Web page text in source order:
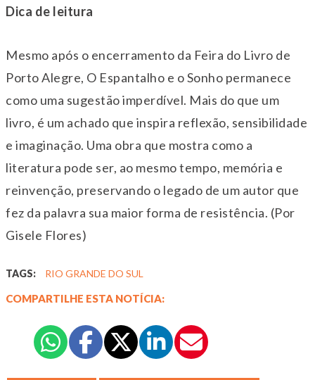
Dica de leitura
Mesmo após o encerramento da Feira do Livro de
Porto Alegre, O Espantalho e o Sonho permanece
como uma sugestão imperdível. Mais do que um
livro, é um achado que inspira reflexão, sensibilidade
e imaginação. Uma obra que mostra como a
literatura pode ser, ao mesmo tempo, memória e
reinvenção, preservando o legado de um autor que
fez da palavra sua maior forma de resistência. (Por
Gisele Flores)
TAGS: RIO GRANDE DO SUL
COMPARTILHE ESTA NOTÍCIA: